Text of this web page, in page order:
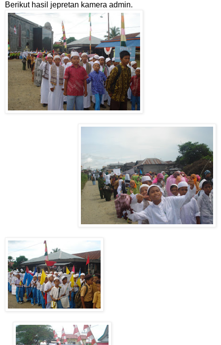
Berikut hasil jepretan kamera admin.